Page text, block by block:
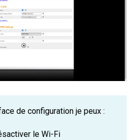
de configuration je peux :
le Wi-Fi